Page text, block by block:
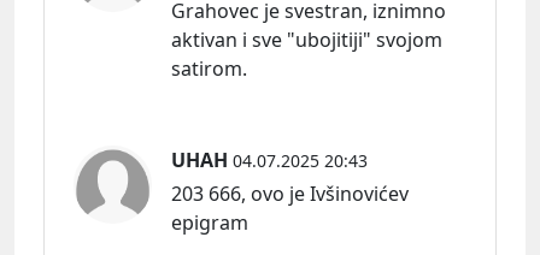
Grahovec je svestran, iznimno
aktivan i sve "ubojitiji" svojom
satirom.
UHAH 04.07.2025 20:43
203 666, ovo je Ivšinovićev
epigram